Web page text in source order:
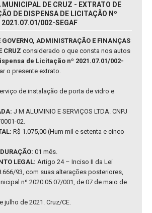
MUNICIPAL DE CRUZ - EXTRATO DE
DE DISPENSA DE LICITAÇÃO Nº
2021.07.01/002-SEGAF
GOVERNO, ADMINISTRAÇÃO E FINANÇAS
CRUZ considerado o que consta nos autos
de Licitação nº 2021.07.01/002-
o presente extrato.
de instalação de porta de vidro e
J M ALUMINIO E SERVIÇOS LTDA. CNPJ
02.
R$ 1.075,00 (Hum mil e setenta e cinco
01 mês.
LEGAL: Artigo 24 – Inciso II da Lei
93, com suas alterações posteriores,
nº 2020.05.07/001, de 07 de maio de
julho de 2021. Cruz/CE.